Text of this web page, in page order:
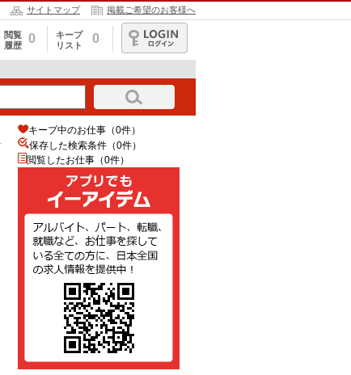
サイトマップ 掲載ご希望のお客様へ
閲覧
履歴
0
キープ
リスト
0
ログイン
キープ中のお仕事（0件）
保存した検索条件（0件）
閲覧したお仕事（0件）